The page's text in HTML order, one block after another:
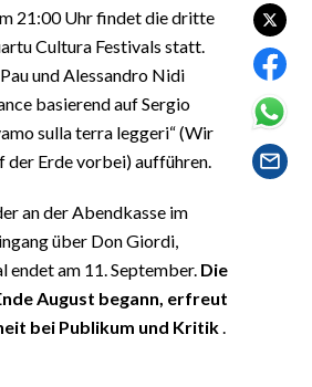
21:00 Uhr findet die dritte
Cultura Festivals statt.
und Alessandro Nidi
basierend auf Sergio
sulla terra leggeri“ (Wir
Erde vorbei) aufführen.
an der Abendkasse im
über Don Giordi,
endet am 11. September. Die
August begann, erfreut
bei Publikum und Kritik